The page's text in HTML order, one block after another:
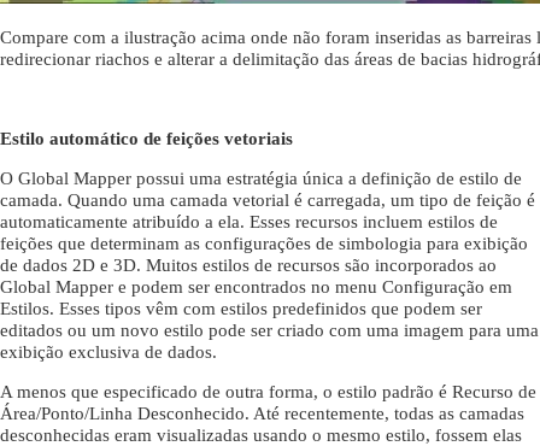
Compare com a ilustração acima onde não foram inseridas as
redirecionar riachos e alterar a delimitação das áreas de bacias
Estilo automático de feições vetoriais
O Global Mapper possui uma estratégia única a definição de estilo de
camada. Quando uma camada vetorial é carregada, um tipo de feição é
automaticamente atribuído a ela. Esses recursos incluem estilos de
feições que determinam as configurações de simbologia para exibição
de dados 2D e 3D. Muitos estilos de recursos são incorporados ao
Global Mapper e podem ser encontrados no menu Configuração em
Estilos. Esses tipos vêm com estilos predefinidos que podem ser
editados ou um novo estilo pode ser criado com uma imagem para uma
exibição exclusiva de dados.
A menos que especificado de outra forma, o estilo padrão é Recurso de
Área/Ponto/Linha Desconhecido. Até recentemente, todas as camadas
desconhecidas eram visualizadas usando o mesmo estilo, fossem elas